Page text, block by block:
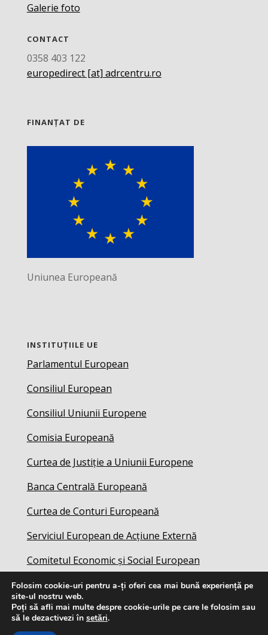
Galerie foto
CONTACT
0358 403 122
europedirect [at] adrcentru.ro
FINANȚAT DE
Uniunea Europeană
INSTITUȚIILE UE
Parlamentul European
Consiliul European
Consiliul Uniunii Europene
Comisia Europeană
Curtea de Justiție a Uniunii Europene
Banca Centrală Europeană
Curtea de Conturi Europeană
Serviciul European de Acțiune Externă
Comitetul Economic și Social European
Folosim cookie-uri pentru a-ți oferi cea mai bună experiență pe
site-ul nostru web.
Poți să afli mai multe despre cookie-urile pe care le folosim sau
să le dezactivezi în setări.